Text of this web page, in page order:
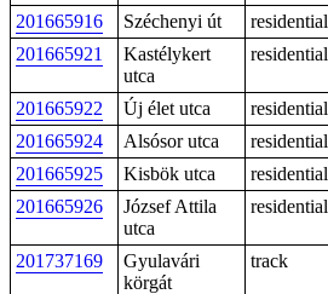
201665916 Széchenyi út
residential
201665921
Kastélykert
utca
residential
201665922 Új élet utca
residential
201665924
Alsósor utca
residential
201665925
Kisbök utca
residential
201665926
József Attila
utca
residential
201737169
Gyulavári
körgát
track